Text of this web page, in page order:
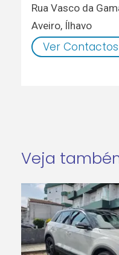
Rua Vasco da
Aveiro, Ílhavo
Ver Contactos
Veja